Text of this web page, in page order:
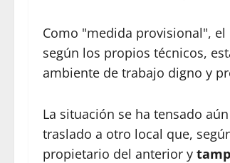
Como "medida provisional",
según los propios técnicos,
ambiente de trabajo digno y
La situación se ha tensado
traslado a otro local que,
propietario del anterior y